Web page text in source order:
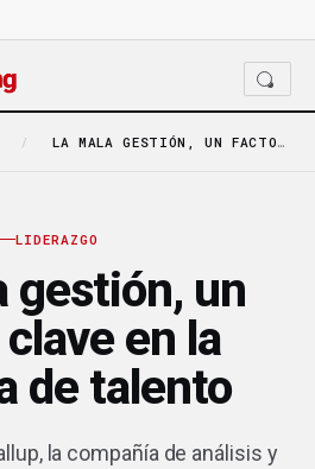
/ LA MALA GESTIÓN, UN FACTOR CLAVE EN LA…
LIDERAZGO
gestión, un
en la
de talento
la compañía de análisis y